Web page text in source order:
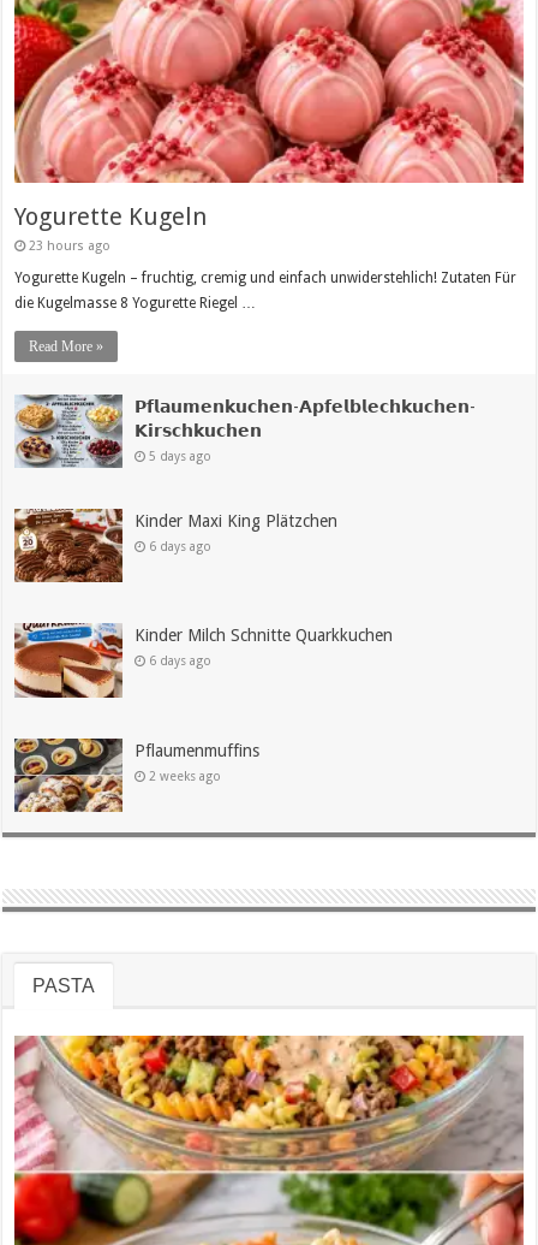
Yogurette Kugeln
23 hours ago
Yogurette Kugeln – fruchtig, cremig und einfach unwiderstehlich! Zutaten Für
die Kugelmasse 8 Yogurette Riegel …
Read More »
𝗣𝗳𝗹𝗮𝘂𝗺𝗲𝗻𝗸𝘂𝗰𝗵𝗲𝗻-𝗔𝗽𝗳𝗲𝗹𝗯𝗹𝗲𝗰𝗵𝗸𝘂𝗰𝗵𝗲𝗻-
𝗞𝗶𝗿𝘀𝗰𝗵𝗸𝘂𝗰𝗵𝗲𝗻
5 days ago
Kinder Maxi King Plätzchen
6 days ago
Kinder Milch Schnitte Quarkkuchen
6 days ago
Pflaumenmuffins
2 weeks ago
PASTA